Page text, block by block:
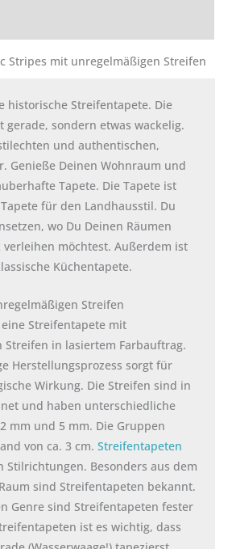
Stripes mit unregelmäßigen Streifen
historische Streifentapete. Die
gerade, sondern etwas wackelig.
und authentischen,
Genieße Deinen Wohnraum und
Tapete. Die Tapete ist
für den Landhausstil. Du
wo Du Deinen Räumen
verleihen möchtest. Außerdem ist
Küchentapete.
Streifen
Streifentapete mit
Streifen in lasiertem Farbauftrag.
Herstellungsprozess sorgt für
Wirkung. Die Streifen sind in
und haben unterschiedliche
mm und 5 mm. Die Gruppen
von ca. 3 cm.Streifentapeten
Stilrichtungen. Besonders aus dem
sind Streifentapeten bekannt.
Genre sind Streifentapeten fester
ist es wichtig, dass